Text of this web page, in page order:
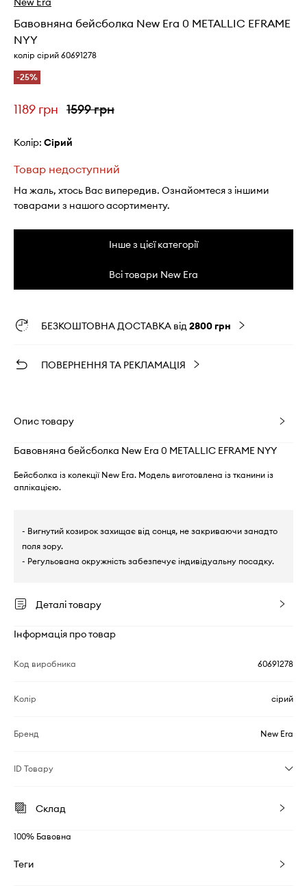
Бавовняна бейсболка New Era 0 METALLIC EFRAME
NYY
колір сірий 60691278
-25%
1189 грн 1599 грн
Колір: сірий
Товар недоступний
На жаль, хтось Вас випередив. Ознайомтеся з іншими
товарами з нашого асортименту.
Інше з цієї категорії
Всі товари New Era
БЕЗКОШТОВНА ДОСТАВКА від2800 грн
ПОВЕРНЕННЯ ТА РЕКЛАМАЦІЯ
Опис товару
Бавовняна бейсболка New Era 0 METALLIC EFRAME NYY
Бейсболка із колекції New Era. Модель виготовлена із тканини із
аплікацією.
- Вигнутий козирок захищає від сонця, не закриваючи занадто
поля зору.
- Регульована окружність забезпечує індивідуальну посадку.
Деталі товару
Інформація про товар
Код виробника 60691278
Колір сірий
Бренд New Era
ID Товару
Склад
100% Бавовна
Теги